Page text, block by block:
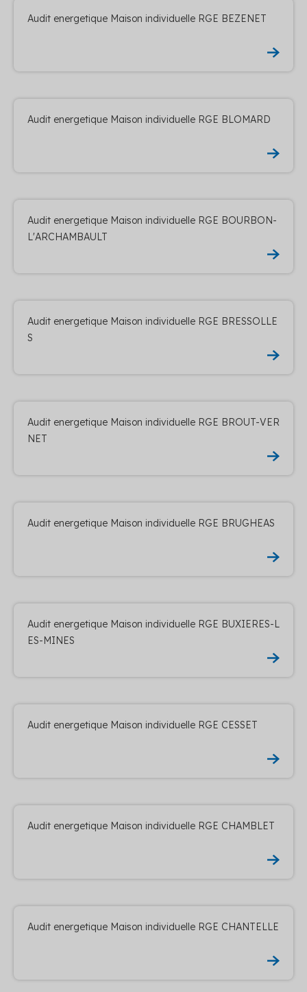
Audit energetique Maison individuelle RGE BEZENET
Audit energetique Maison individuelle RGE BLOMARD
Audit energetique Maison individuelle RGE BOURBON-
L'ARCHAMBAULT
Audit energetique Maison individuelle RGE BRESSOLLE
S
Audit energetique Maison individuelle RGE BROUT-VER
NET
Audit energetique Maison individuelle RGE BRUGHEAS
Audit energetique Maison individuelle RGE BUXIERES-L
ES-MINES
Audit energetique Maison individuelle RGE CESSET
Audit energetique Maison individuelle RGE CHAMBLET
Audit energetique Maison individuelle RGE CHANTELLE